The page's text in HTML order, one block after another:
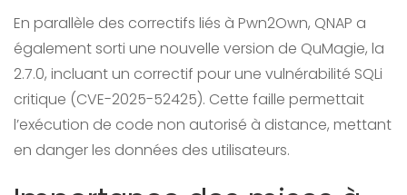
En parallèle des correctifs liés à Pwn2Own, QNAP a
également sorti une nouvelle version de QuMagie, la
2.7.0, incluant un correctif pour une vulnérabilité SQLi
critique (CVE-2025-52425). Cette faille permettait
l’exécution de code non autorisé à distance, mettant
en danger les données des utilisateurs.